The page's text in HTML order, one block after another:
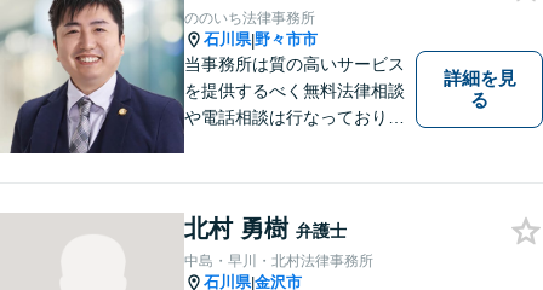
ののいち法律事務所
石川県|野々市市
当事務所は質の高いサービス
を提供するべく無料法律相談
や電話相談は行なっておりま
回収「スピード対応」／企業
法務「顧問契約も可能」【夜
間・休日面談可】【完全個
詳細を見
る
北村 勇樹 弁護士
中島・早川・北村法律事務所
石川県|金沢市